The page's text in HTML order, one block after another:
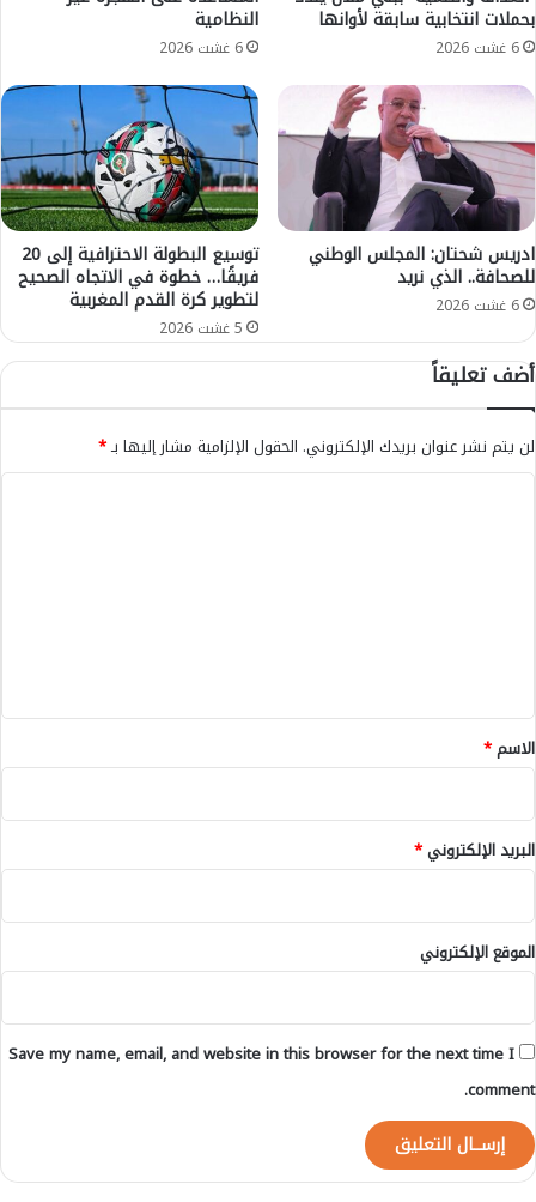
س
ي
ج
ن
ي
ي
د
ي
ب
ا
ل
ا
ي
ت
ر
م
ن
ى
إ
ت
ر
م
ل
ا
ن
بحملات انتخابية سابقة لأوانها
6 غشت 2026
النظامية
6 غشت 2026
ادريس شحتان: المجلس الوطني
للصحافة.. الذي نريد
6 غشت 2026
توسيع البطولة الاحترافية إلى 20
فريقًا… خطوة في الاتجاه الصحيح
لتطوير كرة القدم المغربية
5 غشت 2026
أضف تعليقاً
لن يتم نشر عنوان بريدك الإلكتروني. الحقول الإلزامية مشار إليها بـ*
*
الاسم*
البريد الإلكتروني*
الموقع الإلكتروني
Save my name, email, and website in this browser for the next time I
comment.